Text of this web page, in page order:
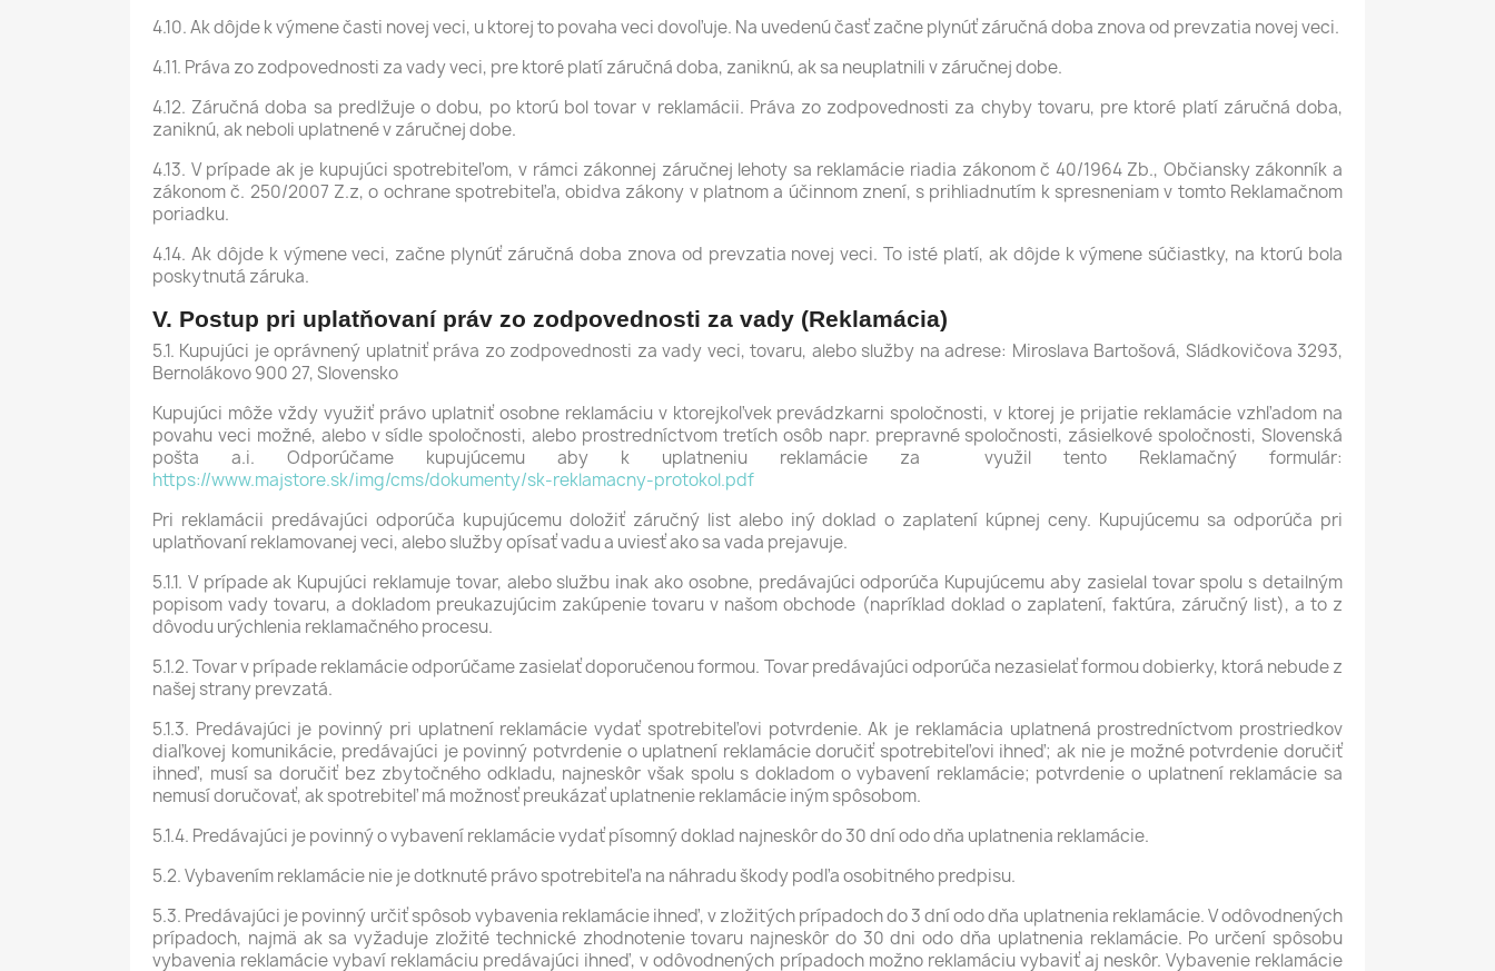
4.10. Ak dôjde k výmene časti novej veci, u ktorej to povaha veci dovoľuje. Na uvedenú časť začne plynúť záručná doba znova od prevzatia novej veci.
4.11. Práva zo zodpovednosti za vady veci, pre ktoré platí záručná doba, zaniknú, ak sa neuplatnili v záručnej dobe.
4.12. Záručná doba sa predlžuje o dobu, po ktorú bol tovar v reklamácii. Práva zo zodpovednosti za chyby tovaru, pre ktoré platí záručná doba,
zaniknú, ak neboli uplatnené v záručnej dobe.
4.13. V prípade ak je kupujúci spotrebiteľom, v rámci zákonnej záručnej lehoty sa reklamácie riadia zákonom č 40/1964 Zb., Občiansky zákonník a
zákonom č. 250/2007 Z.z, o ochrane spotrebiteľa, obidva zákony v platnom a účinnom znení, s prihliadnutím k spresneniam v tomto Reklamačnom
poriadku.
4.14. Ak dôjde k výmene veci, začne plynúť záručná doba znova od prevzatia novej veci. To isté platí, ak dôjde k výmene súčiastky, na ktorú bola
poskytnutá záruka.
V. Postup pri uplatňovaní práv zo zodpovednosti za vady (Reklamácia)
5.1. Kupujúci je oprávnený uplatniť práva zo zodpovednosti za vady veci, tovaru, alebo služby na adrese: Miroslava Bartošová, Sládkovičova 3293,
Bernolákovo 900 27, Slovensko
Kupujúci môže vždy využiť právo uplatniť osobne reklamáciu v ktorejkoľvek prevádzkarni spoločnosti, v ktorej je prijatie reklamácie vzhľadom na
povahu veci možné, alebo v sídle spoločnosti, alebo prostredníctvom tretích osôb napr. prepravné spoločnosti, zásielkové spoločnosti, Slovenská
pošta a.i. Odporúčame kupujúcemu aby k uplatneniu reklamácie za využil tento Reklamačný formulár:
https://www.majstore.sk/img/cms/dokumenty/sk-reklamacny-protokol.pdf
Pri reklamácii predávajúci odporúča kupujúcemu doložiť záručný list alebo iný doklad o zaplatení kúpnej ceny. Kupujúcemu sa odporúča pri
uplatňovaní reklamovanej veci, alebo služby opísať vadu a uviesť ako sa vada prejavuje.
5.1.1. V prípade ak Kupujúci reklamuje tovar, alebo službu inak ako osobne, predávajúci odporúča Kupujúcemu aby zasielal tovar spolu s detailným
popisom vady tovaru, a dokladom preukazujúcim zakúpenie tovaru v našom obchode (napríklad doklad o zaplatení, faktúra, záručný list), a to z
dôvodu urýchlenia reklamačného procesu.
5.1.2. Tovar v prípade reklamácie odporúčame zasielať doporučenou formou. Tovar predávajúci odporúča nezasielať formou dobierky, ktorá nebude z
našej strany prevzatá.
5.1.3. Predávajúci je povinný pri uplatnení reklamácie vydať spotrebiteľovi potvrdenie. Ak je reklamácia uplatnená prostredníctvom prostriedkov
diaľkovej komunikácie, predávajúci je povinný potvrdenie o uplatnení reklamácie doručiť spotrebiteľovi ihneď; ak nie je možné potvrdenie doručiť
ihneď, musí sa doručiť bez zbytočného odkladu, najneskôr však spolu s dokladom o vybavení reklamácie; potvrdenie o uplatnení reklamácie sa
nemusí doručovať, ak spotrebiteľ má možnosť preukázať uplatnenie reklamácie iným spôsobom.
5.1.4. Predávajúci je povinný o vybavení reklamácie vydať písomný doklad najneskôr do 30 dní odo dňa uplatnenia reklamácie.
5.2. Vybavením reklamácie nie je dotknuté právo spotrebiteľa na náhradu škody podľa osobitného predpisu.
5.3. Predávajúci je povinný určiť spôsob vybavenia reklamácie ihneď, v zložitých prípadoch do 3 dní odo dňa uplatnenia reklamácie. V odôvodnených
prípadoch, najmä ak sa vyžaduje zložité technické zhodnotenie tovaru najneskôr do 30 dni odo dňa uplatnenia reklamácie. Po určení spôsobu
vybavenia reklamácie vybaví reklamáciu predávajúci ihneď, v odôvodnených prípadoch možno reklamáciu vybaviť aj neskôr. Vybavenie reklamácie